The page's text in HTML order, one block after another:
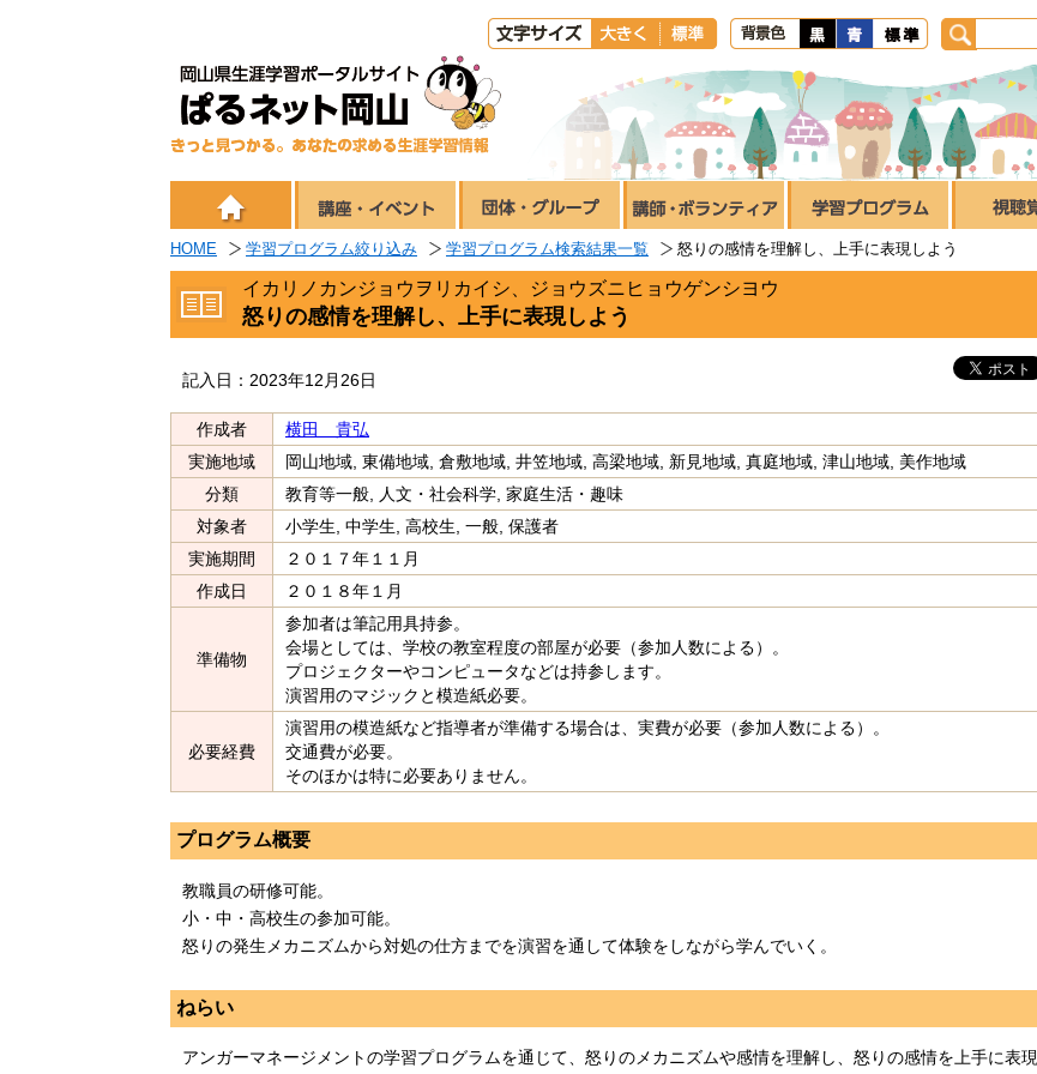
HOME 学習プログラム絞り込み 学習プログラム検索結果一覧 怒りの感情を理解し、上手に表現しよう
イカリノカンジョウヲリカイシ、ジョウズニヒョウゲンシヨウ
怒りの感情を理解し、上手に表現しよう
記入日：2023年12月26日
作成者
横田 貴弘
実施地域
岡山地域, 東備地域, 倉敷地域, 井笠地域, 高梁地域, 新見地域, 真庭地域, 津山地域, 美作地域
分類
教育等一般, 人文・社会科学, 家庭生活・趣味
対象者
小学生, 中学生, 高校生, 一般, 保護者
実施期間
２０１７年１１月
作成日
２０１８年１月
準備物
参加者は筆記用具持参。
会場としては、学校の教室程度の部屋が必要（参加人数による）。
プロジェクターやコンピュータなどは持参します。
演習用のマジックと模造紙必要。
必要経費
演習用の模造紙など指導者が準備する場合は、実費が必要（参加人数による）。
交通費が必要。
そのほかは特に必要ありません。
プログラム概要
教職員の研修可能。
小・中・高校生の参加可能。
怒りの発生メカニズムから対処の仕方までを演習を通して体験をしながら学んでいく。
ねらい
アンガーマネージメントの学習プログラムを通じて、怒りのメカニズムや感情を理解し、怒りの感情を上手に表現